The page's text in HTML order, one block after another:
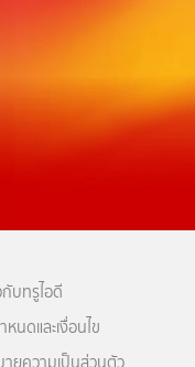
กับทรูไอดี
หนดและเงื่อนไข